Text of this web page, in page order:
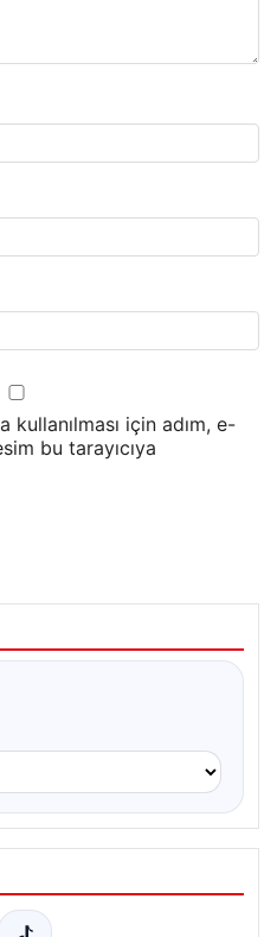
kullanılması için adım, e-
bu tarayıcıya